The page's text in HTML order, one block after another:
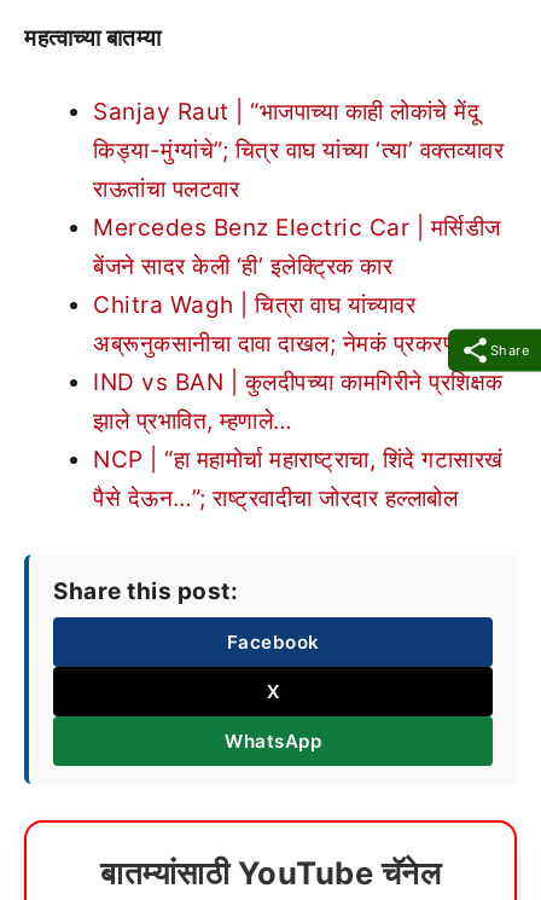
Share
महत्वाच्या बातम्या
Sanjay Raut | “भाजपाच्या काही लोकांचे मेंदू
किड्या-मुंग्यांचे”; चित्र वाघ यांच्या ‘त्या’ वक्तव्यावर
राऊतांचा पलटवार
Mercedes Benz Electric Car | मर्सिडीज
बेंजने सादर केली ‘ही’ इलेक्ट्रिक कार
Chitra Wagh | चित्रा वाघ यांच्यावर
अब्रूनुकसानीचा दावा दाखल; नेमकं प्रकरण काय?
IND vs BAN | कुलदीपच्या कामगिरीने प्रशिक्षक
झाले प्रभावित, म्हणाले…
NCP | “हा महामोर्चा महाराष्ट्राचा, शिंदे गटासारखं
पैसे देऊन…”; राष्ट्रवादीचा जोरदार हल्लाबोल
Share this post:
Facebook
X
WhatsApp
बातम्यांसाठी YouTube चॅनेल